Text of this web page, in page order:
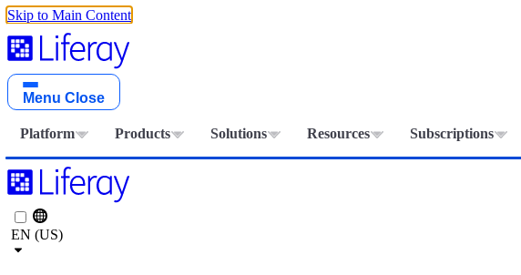
Skip to Main Content
Menu Close
Platform Products Solutions Resources Subscriptions
EN (US)